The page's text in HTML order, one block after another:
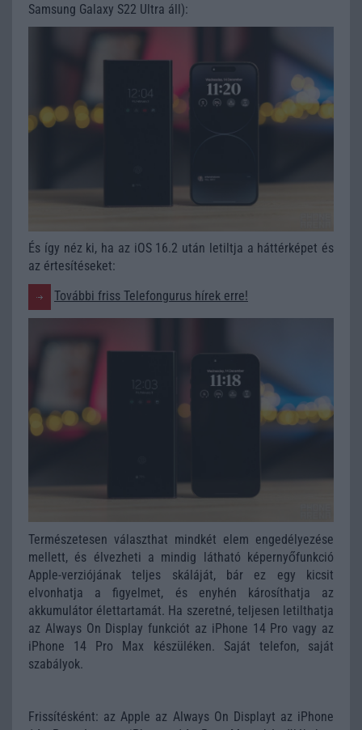
Samsung Galaxy S22 Ultra áll):
És így néz ki, ha az iOS 16.2 után letiltja a háttérképet és
az értesítéseket:
További friss Telefongurus hírek erre!
Természetesen választhat mindkét elem engedélyezése
mellett, és élvezheti a mindig látható képernyőfunkció
Apple-verziójának teljes skáláját, bár ez egy kicsit
elvonhatja a figyelmet, és enyhén károsíthatja az
akkumulátor élettartamát. Ha szeretné, teljesen letilthatja
az Always On Display funkciót az iPhone 14 Pro vagy az
iPhone 14 Pro Max készüléken. Saját telefon, saját
szabályok.
Frissítésként: az Apple az Always On Displayt az iPhone